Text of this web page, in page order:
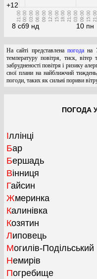
8 сб
21:00
9 нд
00:00 03:00 06:00 09:00 12:00 15:00 18:00 21:00
10 пн
03:00 09:00 15:00 21:00
+12
На сайті представленапогода на
температуру повітря, тиск,
забрудненості повітря і ризику
свої плани на найближчий
погоди, таких як сильні пориви
ПОГОДА
Іллінці
Бар
Бершадь
Вінниця
Гайсин
Жмеринка
Калинівка
Козятин
Липовець
Могилів-Подільський
Немирів
Погребище